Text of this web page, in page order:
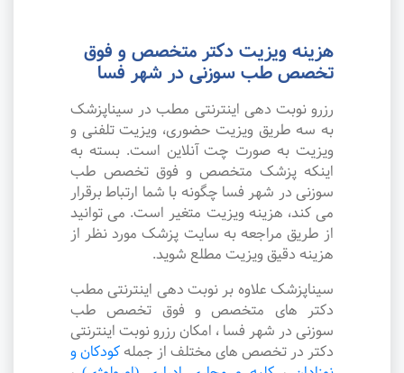
هزینه ویزیت دکتر متخصص و فوق
تخصص طب سوزنی در شهر فسا
رزرو نوبت دهی اینترنتی مطب در سیناپزشک
به سه طریق ویزیت حضوری، ویزیت تلفنی و
ویزیت به صورت چت آنلاین است. بسته به
اینکه پزشک متخصص و فوق تخصص طب
سوزنی در شهر فسا چگونه با شما ارتباط برقرار
می کند، هزینه ویزیت متغیر است. می توانید
از طریق مراجعه به سایت پزشک مورد نظر از
هزینه دقیق ویزیت مطلع شوید.
سیناپزشک علاوه بر نوبت دهی اینترنتی مطب
دکتر های متخصص و فوق تخصص طب
سوزنی در شهر فسا ، امکان رزرو نوبت اینترنتی
دکتر در تخصص های مختلف از جملهکودکان و